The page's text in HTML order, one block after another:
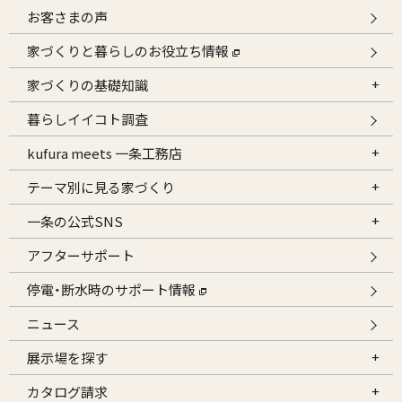
お客さまの声
家づくりと暮らしのお役立ち情報
家づくりの基礎知識
暮らしイイコト調査
kufura meets 一条工務店
テーマ別に見る家づくり
一条の公式SNS
アフターサポート
停電・断水時のサポート情報
ニュース
展示場を探す
カタログ請求